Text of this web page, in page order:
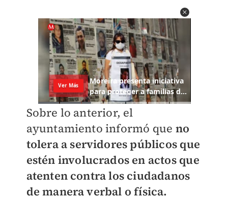
Sobre lo anterior, el
ayuntamiento informó que no
tolera a servidores públicos que
estén involucrados en actos que
atenten contra los ciudadanos
de manera verbal o física.